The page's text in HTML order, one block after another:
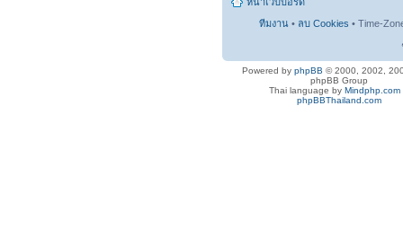
ทีมงาน • ลบ Cookies • Time-
Powered by phpBB © 2000, 2002,
phpBB Group
Thai language by Mindphp.com
phpBBThailand.com